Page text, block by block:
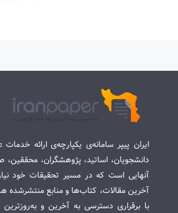
ایران پیپر سامانه‌ی یکپارچه‌ی ارائه
دانشجویان، اساتید، پژوهشگران،
آنهایی است که در مسیر تحقیقات خود
آخرین مقالات، کتاب‌ها و منابع منتشرشده
با برقراری دسترسی به آخرین و به‌روزترین